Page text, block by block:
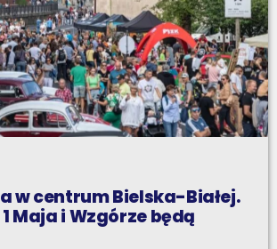
w centrum Bielska-Białej.
Maja i Wzgórze będą